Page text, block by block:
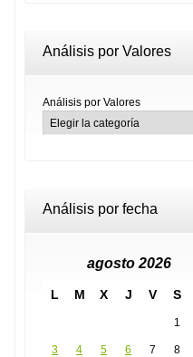
Análisis por Valores
Análisis por Valores
Análisis por fecha
agosto 2026
L M X J V S
1
3 4 5 6 7 8